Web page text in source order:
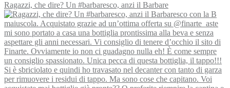
Ragazzi, che dire? Un #barbaresco, anzi il Barbare